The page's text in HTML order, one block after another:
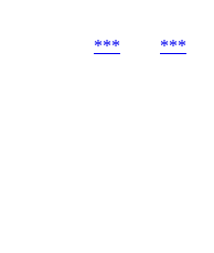
*** ***